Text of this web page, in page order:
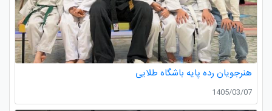
هنرجویان رده پایه باشگاه طلایی
1405/03/07